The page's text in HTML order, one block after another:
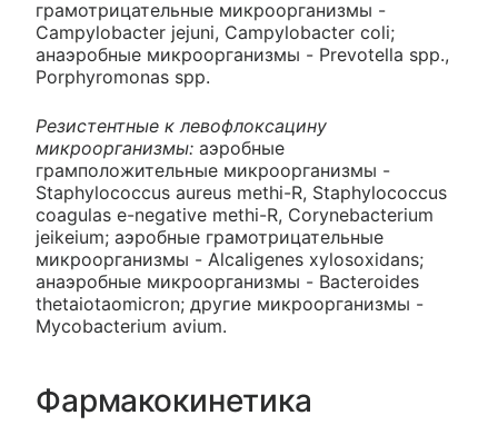
грамотрицательные микроорганизмы -
Campylobacter jejuni, Campylobacter coli;
анаэробные микроорганизмы - Prevotella spp.,
Porphyromonas spp.
Резистентные к левофлоксацину
микроорганизмы: аэробные
грамположительные микроорганизмы -
Staphylococcus aureus methi-R, Staphylococcus
coagulas e-negative methi-R, Corynebacterium
jeikeium; аэробные грамотрицательные
микроорганизмы - Alcaligenes xylosoxidans;
анаэробные микроорганизмы - Bacteroides
thetaiotaomicron; другие микроорганизмы -
Mycobacterium avium.
Фармакокинетика